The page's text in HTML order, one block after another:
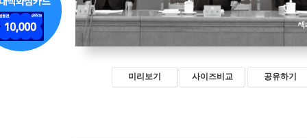
미리보기 사이즈비교 공유하기